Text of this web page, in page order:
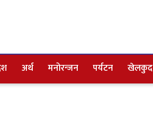
अर्थ मनोरन्जन पर्यटन खेलकुद